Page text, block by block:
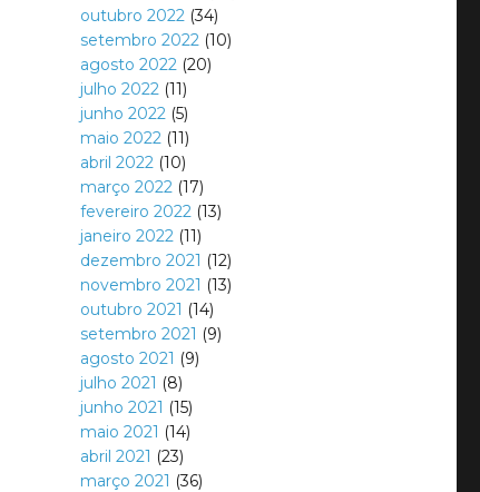
outubro 2022 (34)
setembro 2022 (10)
agosto 2022 (20)
julho 2022 (11)
junho 2022 (5)
maio 2022 (11)
abril 2022 (10)
março 2022 (17)
fevereiro 2022 (13)
janeiro 2022 (11)
dezembro 2021 (12)
novembro 2021 (13)
outubro 2021 (14)
setembro 2021 (9)
agosto 2021 (9)
julho 2021 (8)
junho 2021 (15)
maio 2021 (14)
abril 2021 (23)
março 2021 (36)